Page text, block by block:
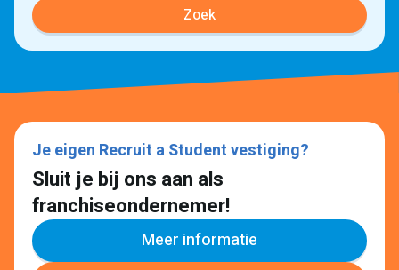
Zoek
Je eigen Recruit a Student vestiging?
Sluit je bij ons aan als
franchiseondernemer!
Meer informatie